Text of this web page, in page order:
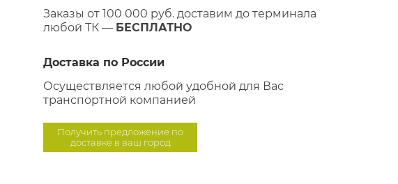
Заказы от 100 000 руб. доставим до терминала
любой ТК — БЕСПЛАТНО
Доставка по России
Осуществляется любой удобной для Вас
транспортной компанией
Получить предложение по
доставке в ваш город